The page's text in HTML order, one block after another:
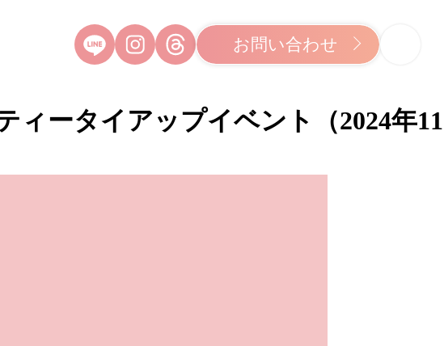
お問い合わせ
ィータイアップイベント（2024年11